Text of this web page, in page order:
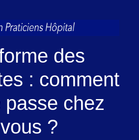
des
: comment
passe chez
vous ?